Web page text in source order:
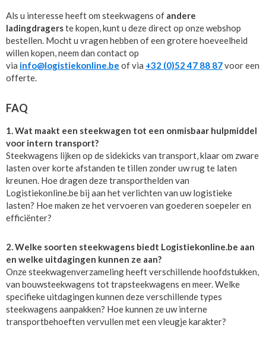
Als u interesse heeft om steekwagens of andere
ladingdragerste kopen, kunt u deze direct op onze webshop
bestellen. Mocht u vragen hebben of een grotere hoeveelheid
willen kopen, neem dan contact op
via info@logistiekonline.be of via +32 (0)52 47 88 87voor een
offerte.
FAQ
1. Wat maakt een steekwagen tot een onmisbaar hulpmiddel
voor intern transport?
Steekwagens lijken op de sidekicks van transport, klaar om zware
lasten over korte afstanden te tillen zonder uw rug te laten
kreunen. Hoe dragen deze transporthelden van
Logistiekonline.be bij aan het verlichten van uw logistieke
lasten? Hoe maken ze het vervoeren van goederen soepeler en
efficiënter?
2. Welke soorten steekwagens biedt Logistiekonline.be aan
en welke uitdagingen kunnen ze aan?
Onze steekwagenverzameling heeft verschillende hoofdstukken,
van bouwsteekwagens tot trapsteekwagens en meer. Welke
specifieke uitdagingen kunnen deze verschillende types
steekwagens aanpakken? Hoe kunnen ze uw interne
transportbehoeften vervullen met een vleugje karakter?